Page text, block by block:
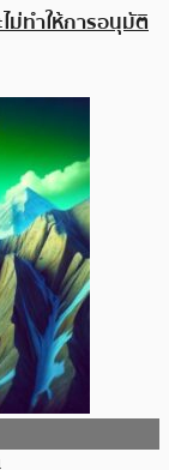
ม่ทำให้การอนุมัติ